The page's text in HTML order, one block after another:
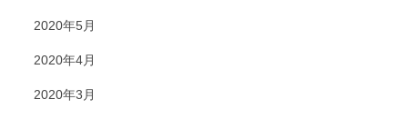
2020年5月
2020年4月
2020年3月